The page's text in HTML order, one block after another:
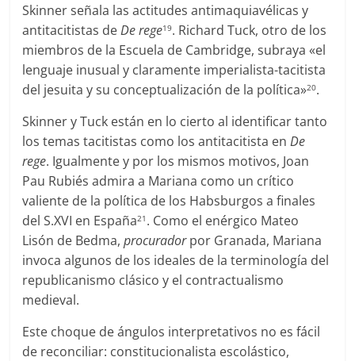
Skinner señala las actitudes antimaquiavélicas y
antitacitistas deDe rege19. Richard Tuck, otro de los
miembros de la Escuela de Cambridge, subraya «el
lenguaje inusual y claramente imperialista-tacitista
del jesuita y su conceptualización de la política»20.
Skinner y Tuck están en lo cierto al identificar tanto
los temas tacitistas como los antitacitista enDe
rege. Igualmente y por los mismos motivos, Joan
Pau Rubiés admira a Mariana como un crítico
valiente de la política de los Habsburgos a finales
del S.XVI en España21 . Como el enérgico Mateo
Lisón de Bedma,procuradorpor Granada, Mariana
invoca algunos de los ideales de la terminología del
republicanismo clásico y el contractualismo
medieval.
Este choque de ángulos interpretativos no es fácil
de reconciliar: constitucionalista escolástico,